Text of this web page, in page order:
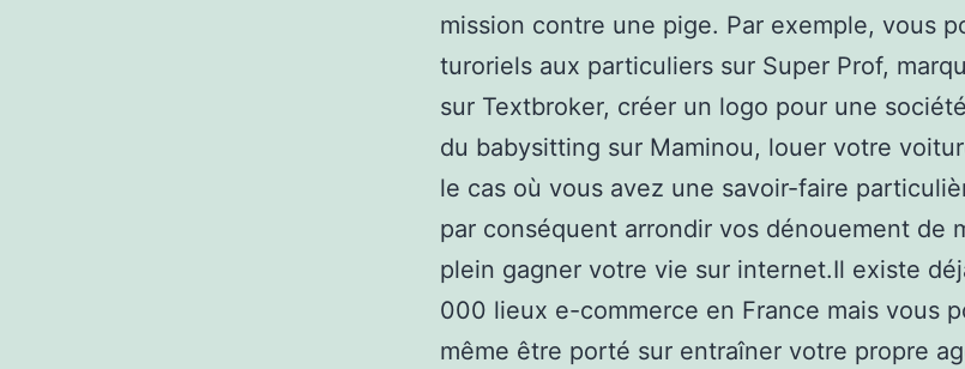
mission contre une pige. Par exemple, vous
turoriels aux particuliers sur Super Prof,
sur Textbroker, créer un logo pour une
du babysitting sur Maminou, louer votre
le cas où vous avez une savoir-faire
par conséquent arrondir vos dénouement de
plein gagner votre vie sur internet.Il existe
000 lieux e-commerce en France mais vous
même être porté sur entraîner votre propre